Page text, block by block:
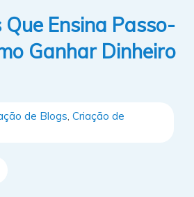
Ensina Passo-
Ganhar Dinheiro
de Blogs Criação de